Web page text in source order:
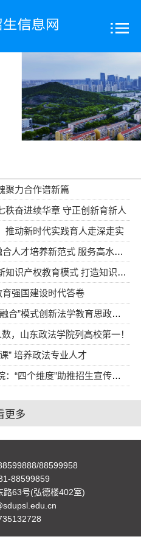
聚力合作谱新篇
秩奋进续华章 守正创新育新人
推动新时代实践育人走深走实
山东政法学院：创新“商法”融合人才培养新范式 服务高水平对外开放
山东政法学院：多维协同创新知识产权教育模式 打造知识产权人才培养新高地
育强国建设时代答卷
法治网：山东政法学院：“三融合”模式创新法学教育思政育人实践
，山东政法学院列高校第一！
” 培养政法专业人才
中国教育在线：山东政法学院：“四个维度”助推招生宣传服务落地见效
更多
88599958
88599859
路63号(弘德楼402室)